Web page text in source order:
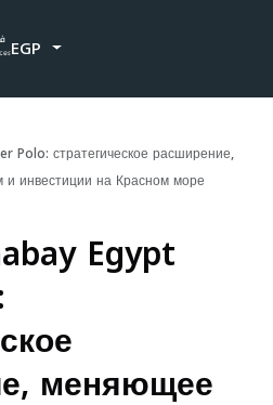
EGP
Polo: стратегическое расширение,
инвестиции на Красном море
Egypt
меняющее